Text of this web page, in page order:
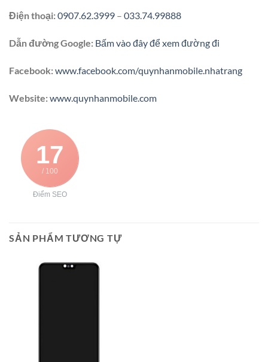
Điện thoại:0907.62.3999 – 033.74.99888
Dẫn đường Google: Bấm vào đây để xem đường đi
Facebook:www.facebook.com/quynhanmobile.nhatrang
Website:www.quynhanmobile.com
17
/ 100
Điểm SEO
SẢN PHẨM TƯƠNG TỰ